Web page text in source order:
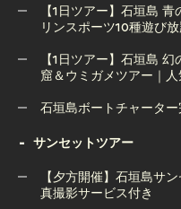
＜人気No,1！＞石垣島
【1日ツアー】石垣島
リンスポーツ10種遊び放
【1日ツアー】石垣島 青
【1日ツアー】石垣島
窟＆ウミガメツアー｜
窟＆ウミガメツアー｜人
石垣島ボートチャーター
石垣島ボートチャーター
サンセットツアー
【夕方開催】石垣島サ
真撮影サービス付き